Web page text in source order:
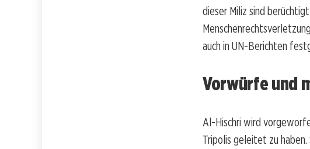
dieser Miliz sind
auch in UN-Berichten
Vorwürfe und
Al-Hischri wird
Tripolis geleitet zu